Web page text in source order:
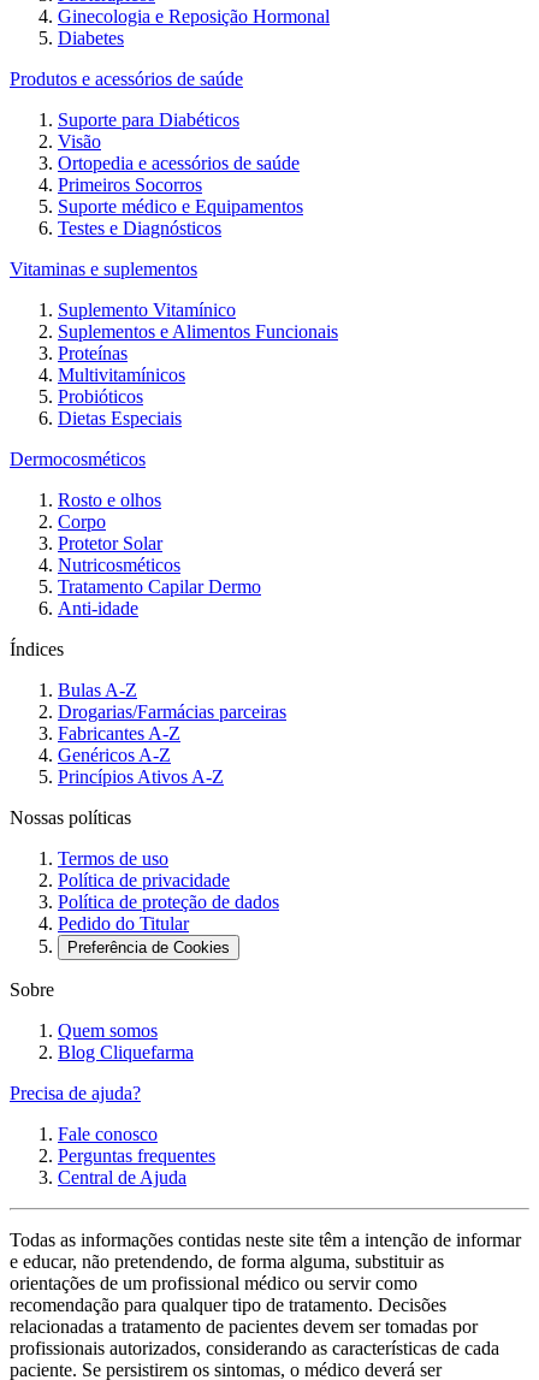
Ginecologia e Reposição Hormonal
Diabetes
Produtos e acessórios de saúde
Suporte para Diabéticos
Visão
Ortopedia e acessórios de saúde
Primeiros Socorros
Suporte médico e Equipamentos
Testes e Diagnósticos
Vitaminas e suplementos
Suplemento Vitamínico
Suplementos e Alimentos Funcionais
Proteínas
Multivitamínicos
Probióticos
Dietas Especiais
Dermocosméticos
Rosto e olhos
Corpo
Protetor Solar
Nutricosméticos
Tratamento Capilar Dermo
Anti-idade
Índices
Bulas A-Z
Drogarias/Farmácias parceiras
Fabricantes A-Z
Genéricos A-Z
Princípios Ativos A-Z
Nossas políticas
Termos de uso
Política de privacidade
Política de proteção de dados
Pedido do Titular
Preferência de Cookies
Sobre
Quem somos
Blog Cliquefarma
Precisa de ajuda?
Fale conosco
Perguntas frequentes
Central de Ajuda
Todas as informações contidas neste site têm a intenção de informar
e educar, não pretendendo, de forma alguma, substituir as
orientações de um profissional médico ou servir como
recomendação para qualquer tipo de tratamento. Decisões
relacionadas a tratamento de pacientes devem ser tomadas por
profissionais autorizados, considerando as características de cada
paciente. Se persistirem os sintomas, o médico deverá ser